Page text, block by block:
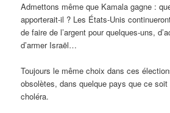
Admettons même que Kamala gagne :
apporterait-il ? Les États-Unis
de faire de l’argent pour quelques-uns,
d’armer Israël…
Toujours le même choix dans ces
obsolètes, dans quelque pays que ce
choléra.